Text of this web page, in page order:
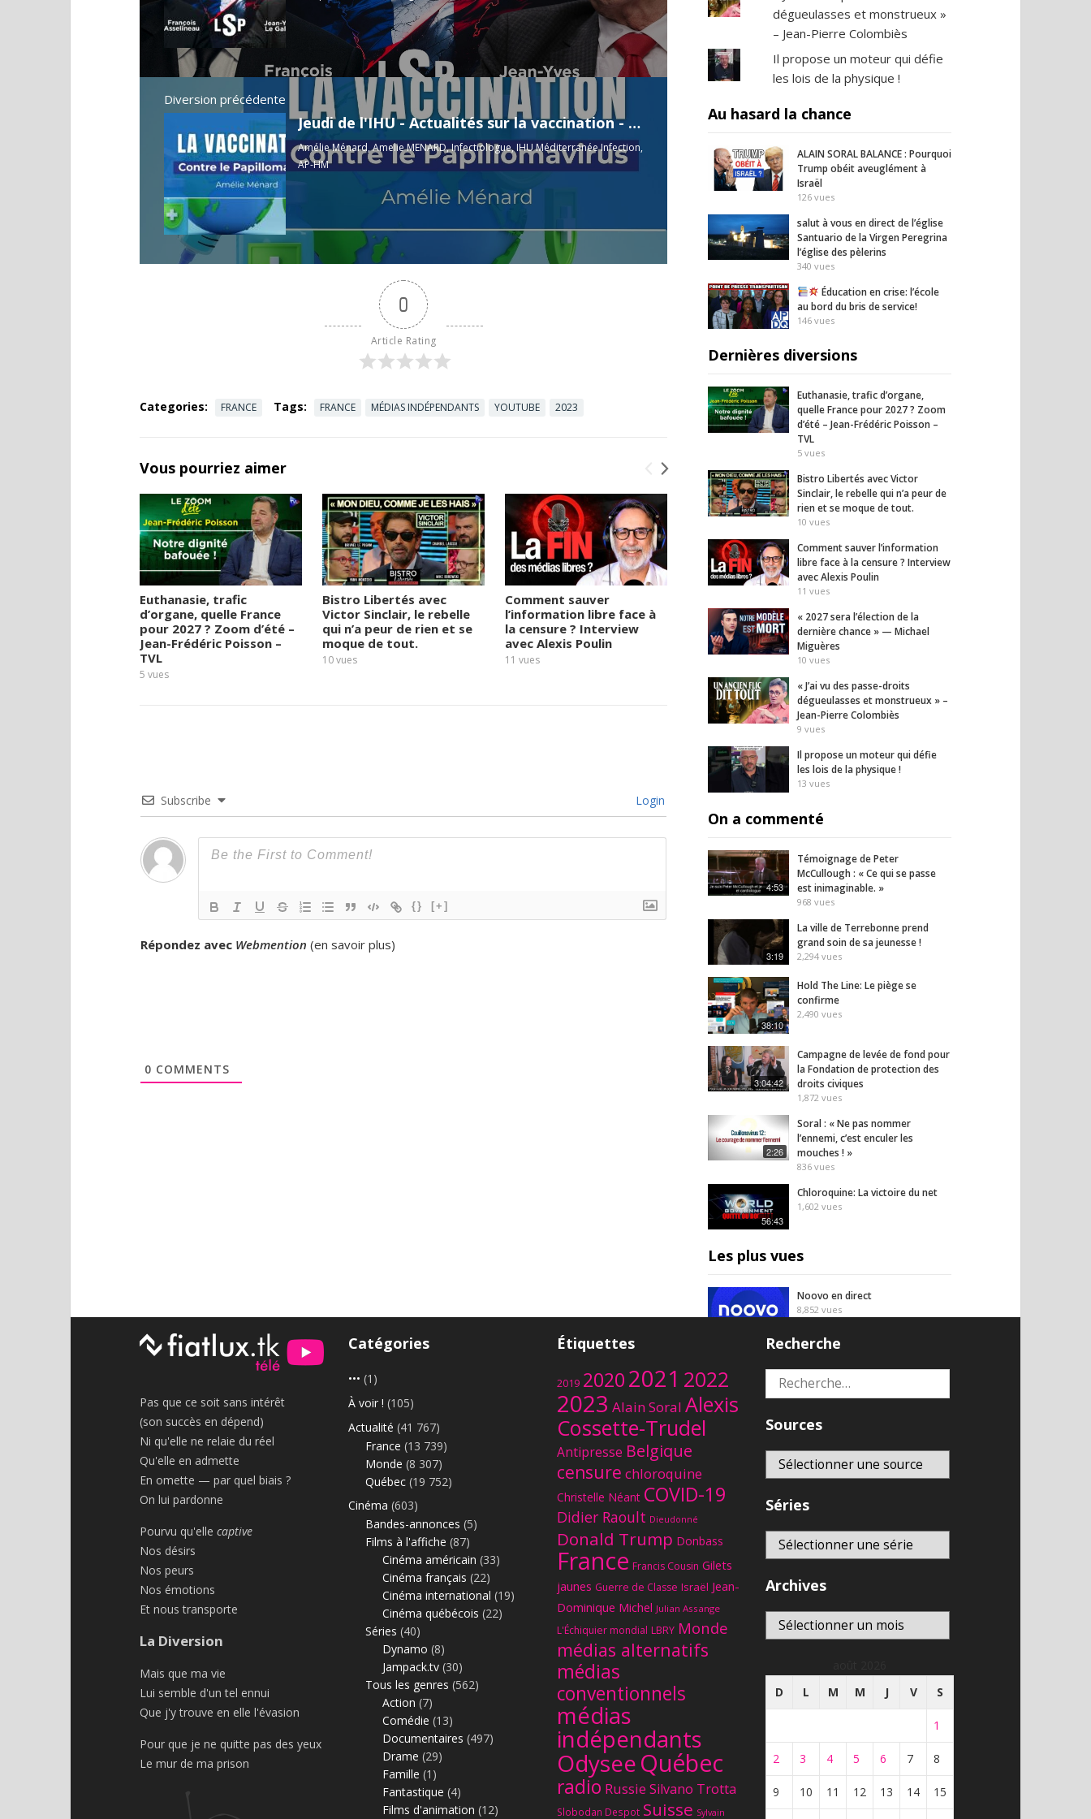
Diversion précédente
Jeudi de l'IHU - Actualités sur la vaccination - Contre le Papillomavirus
Amélie Ménard, Amelie MENARD, Infectiologue, IHU Méditerranée Infection,
AP-HM
0
Article Rating
Categories: FRANCE Tags: FRANCE MÉDIAS INDÉPENDANTS YOUTUBE 2023
Vous pourriez aimer
Euthanasie, trafic
d’organe, quelle France
pour 2027 ? Zoom d’été –
Jean-Frédéric Poisson –
TVL
5 vues
Bistro Libertés avec
Victor Sinclair, le rebelle
qui n’a peur de rien et se
moque de tout.
10vues
Comment sauver
l’information libre face à
la censure ? Interview
avec Alexis Poulin
11 vues
« J’ai vu des passe-droits
dégueulasses et
monstrueux » – Jean-
Pierre Colombiès
défie les lois de la
physique !
Subscribe Login
{} [+]
Répondez avec Webmention (en savoir plus)
0 COMMENTS
dégueulasses et monstrueux »
– Jean-Pierre Colombiès
Il propose un moteur qui défie
les lois de la physique !
Au hasard la chance
ALAIN SORAL BALANCE : Pourquoi
Trump obéit aveuglément à
Israël
126 vues
salut à vous en direct de l’église
Santuario de la Virgen Peregrina
l’église des pèlerins
340 vues
Éducation en crise: l’école
au bord du bris de service!
146 vues
Dernières diversions
Euthanasie, trafic d’organe,
quelle France pour 2027 ? Zoom
d’été – Jean-Frédéric Poisson –
TVL
5 vues
Bistro Libertés avec Victor
Sinclair, le rebelle qui n’a peur de
rien et se moque de tout.
10 vues
Comment sauver l’information
libre face à la censure ? Interview
avec Alexis Poulin
11 vues
« 2027 sera l’élection de la
dernière chance » — Michael
Miguères
10 vues
« J’ai vu des passe-droits
dégueulasses et monstrueux » –
Jean-Pierre Colombiès
9 vues
Il propose un moteur qui défie
les lois de la physique !
13 vues
On a commenté
4:53
Témoignage de Peter
McCullough : « Ce qui se passe
est inimaginable. »
968 vues
3:19
La ville de Terrebonne prend
grand soin de sa jeunesse !
2,294 vues
38:10
Hold The Line: Le piège se
confirme
2,490 vues
3:04:42
Campagne de levée de fond pour
la Fondation de protection des
droits civiques
1,872 vues
2:26
Soral : « Ne pas nommer
l’ennemi, c’est enculer les
mouches ! »
836 vues
56:43
Chloroquine: La victoire du net
1,602 vues
Les plus vues
Noovo en direct
8,852 vues
En direct
8,765vues
8,714vues
En direct
Africanews (en français) EN
En direct
Télé-Québec | En direct
8,587vues
En direct
franceinfo – DIRECT TV –
interviews, documentaires et
analyses
6,895vues
Pas que ce soit sans intérêt
(son succès en dépend)
Ni qu'elle ne relaie du réel
Qu'elle en admette
En omette — par quel biais ?
On lui pardonne
Pourvu qu'elle captive
Nos désirs
Nos peurs
Nos émotions
Et nous transporte
La Diversion
Mais que ma vie
Lui semble d'un tel ennui
Que j'y trouve en elle l'évasion
Pour que je ne quitte pas des yeux
Le mur de ma prison
Catégories
••• (1)
À voir ! (105)
Actualité (41 767)
France (13 739)
Monde (8 307)
Québec (19 752)
Cinéma (603)
Bandes-annonces (5)
Films à l'affiche (87)
Cinéma américain (33)
Cinéma français (22)
Cinéma international (19)
Cinéma québécois (22)
Séries (40)
Dynamo (8)
Jampack.tv (30)
Tous les genres (562)
Action (7)
Comédie (13)
Documentaires (497)
Drame (29)
Famille (1)
Fantastique (4)
Films d'animation (12)
Étiquettes
2019 20202021 2022
2023 Alain Soral Alexis
Cossette-Trudel
Antipresse Belgique
censure chloroquine
Christelle Néant COVID-19
Didier Raoult Dieudonné
Donald Trump Donbass
France Francis Cousin Gilets
jaunes Guerre de Classe Israël Jean-
Dominique Michel Julian Assange
L'Échiquier mondial LBRY Monde
médias alternatifs
médias
conventionnels
médias
indépendants
OdyseeQuébec
radio Russie Silvano Trotta
Slobodan Despot Suisse Sylvain
Recherche
Rechercher :
Sources
Séries
Archives
Archives
D
L M M J V S
1
2 3 4 5 6 7 8
9 10 11 12 13 14 15